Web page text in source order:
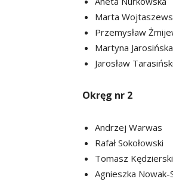
Marta
Przemysław
Martyna Jarosińska
Jarosław Tarasiński
Okręg nr 2
Andrzej Warwas
Rafał Sokołowski
Tomasz Kędzierski
Agnieszka Nowak-